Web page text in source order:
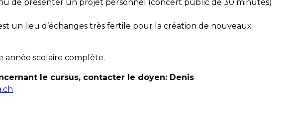
de présenter un projet personnel (concert public de 30 minutes)
un lieu d’échanges très fertile pour la création de nouveaux
année scolaire complète.
le cursus, contacter le doyen: Denis